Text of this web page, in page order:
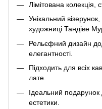
Лімітована колекція,
Унікальний
художниці Тандіве
Рельєфний дизайн
елегантності.
Підходить для всіх
лате.
Ідеальний подарунок
естетики.